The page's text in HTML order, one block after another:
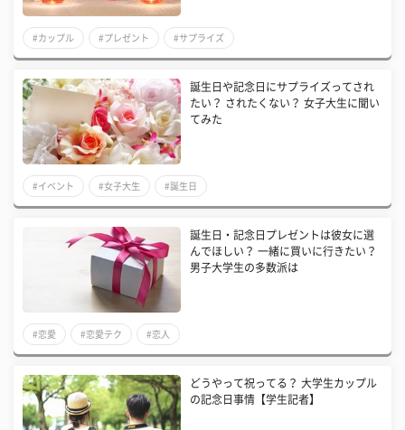
#カップル #プレゼント #サプライズ
誕生日や記念日にサプライズってされ
たい？ されたくない？ 女子大生に聞い
てみた
#イベント #女子大生 #誕生日
誕生日・記念日プレゼントは彼女に選
んでほしい？ 一緒に買いに行きたい？
男子大学生の多数派は
#恋愛 #恋愛テク #恋人
どうやって祝ってる？ 大学生カップル
の記念日事情【学生記者】